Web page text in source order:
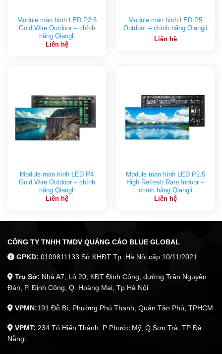
Module màn hình LED P2.5
Gold Wire Outdoor – chính
hãng Qiangli
Liên hệ
Module màn hình LED P5
Outdoor – chính hãng Qiangli
Liên hệ
Module màn hình LED P4
Gold Wire Outdoor – chính
hãng Qiangli
Liên hệ
Module màn hình LED P2.5
High Refresh Rate Indoor –
chính hãng Qiangli
Liên hệ
CÔNG TY TNHH TMDV QUẢNG CÁO BLUE GLOBAL
GPKD: 0109811133 Sở KHĐT Tp. Hà Nội cấp 10/11/2021
Trụ Sở: Nhà A7, Lô 20, KĐT Định Công, đường Trần Nguyên
Đán, P. Định Công, Q. Hoàng Mai, Tp Hà Nội
VPMN:191 Đỗ Bí, Phường Phú Thạnh, Quận Tân Phú, TPHCM
VPMT: 234 Tô Hiến Thành. P Phước Mỹ, Q Sơn Trà, TP Đà
Nẵngi